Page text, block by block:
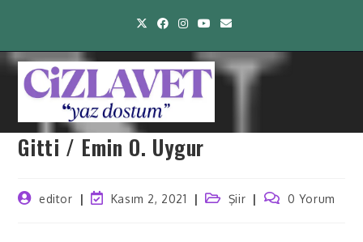
Gitti / Emin O. Uygur
editor Kasım 2, 2021 Şiir 0 Yorum